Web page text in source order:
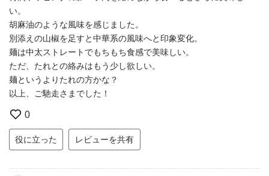
い。
胡麻油のような風味を感じました。
別添えの山椒を足すと中華系の風味へと印象変化。
麺は中太ストレートでもちもち食感で美味しい。
ただ、たれとの絡みはもう少し欲しい。
麺というよりたれの方かな？
以上、ご馳走さまでした！
0
役に立った レビューを共有